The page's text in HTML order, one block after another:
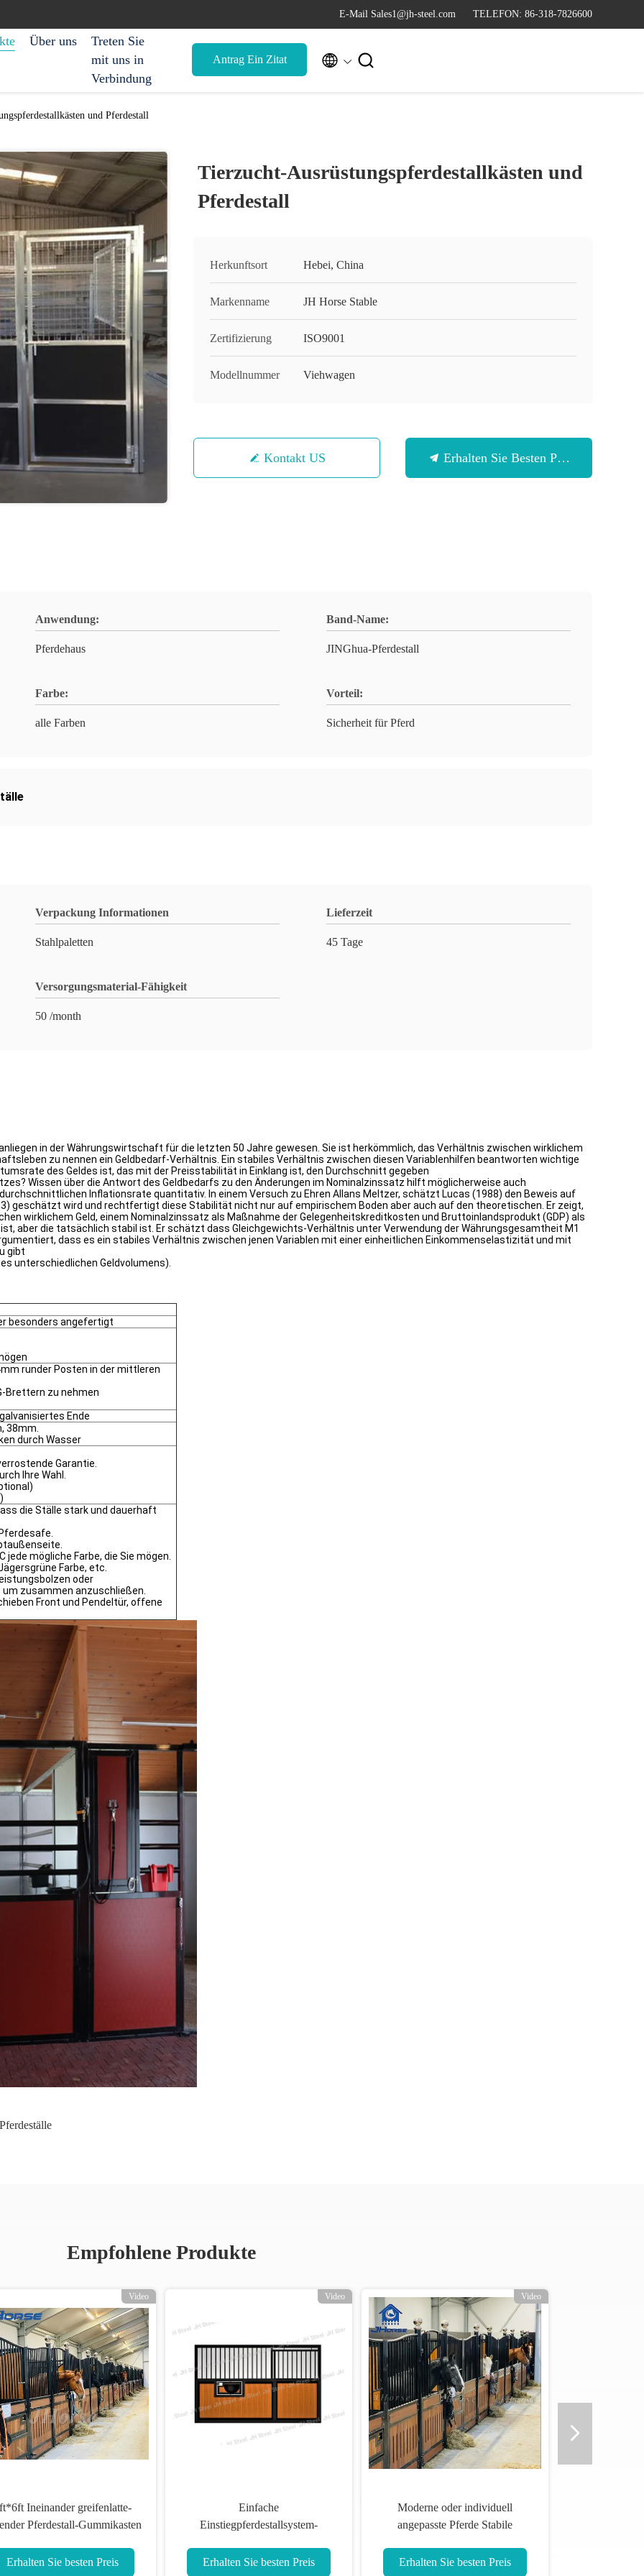
E-Mail Sales1@jh-steel.com TELEFON: 86-318-7826600
Über uns
Treten Sie
mit uns in
Verbindung
Antrag Ein Zitat  
und Pferdestall
Tierzucht-Ausrüstungspferdestallkästen und
Pferdestall
Herkunftsort Hebei, China
Markenname JH Horse Stable
Zertifizierung ISO9001
Modellnummer Viehwagen
Kontakt US Erhalten Sie Besten Preis
Anwendung:
Pferdehaus
Band-Name:
JINGhua-Pferdestall
Farbe:
alle Farben
Vorteil:
Sicherheit für Pferd
Verpackung Informationen
Stahlpaletten
Lieferzeit
45 Tage
Versorgungsmaterial-Fähigkeit
50 /month
in der Währungswirtschaft für die letzten 50 Jahre gewesen. Sie ist herkömmlich, das Verhältnis zwischen wirklichem
zu nennen ein Geldbedarf-Verhältnis. Ein stabiles Verhältnis zwischen diesen Variablenhilfen beantworten wichtige
des Geldes ist, das mit der Preisstabilität in Einklang ist, den Durchschnitt gegeben
Wissen über die Antwort des Geldbedarfs zu den Änderungen im Nominalzinssatz hilft möglicherweise auch
Inflationsrate quantitativ. In einem Versuch zu Ehren Allans Meltzer, schätzt Lucas (1988) den Beweis auf
geschätzt wird und rechtfertigt diese Stabilität nicht nur auf empirischem Boden aber auch auf den theoretischen. Er zeigt,
wirklichem Geld, einem Nominalzinssatz als Maßnahme der Gelegenheitskreditkosten und Bruttoinlandsprodukt (GDP) als
aber die tatsächlich stabil ist. Er schätzt dass Gleichgewichts-Verhältnis unter Verwendung der Währungsgesamtheit M1
dass es ein stabiles Verhältnis zwischen jenen Variablen mit einer einheitlichen Einkommenselastizität und mit
gibt
unterschiedlichen Geldvolumens).
besonders angefertigt
runder Posten in der mittleren
Brettern zu nehmen
Ende
38mm.
durch Wasser
Garantie.
Ihre Wahl.
die Ställe stark und dauerhaft
jede mögliche Farbe, die Sie mögen.
Farbe, etc.
oder
zusammen anzuschließen.
Front und Pendeltür, offene
Empfohlene Produkte
Einfache Installation Tutorial
Hohe Haltbarkeit Tragbare Pferde
Erhalten Sie besten Preis
Video
Einfache Installationsanleitung
Schwerlaststall für Pferde mit
Erhalten Sie besten Preis
Niedrig wartungsbedürftiges,
tragbares Pferd, stabil, langlebig,
anpassbar
Erhalten Sie besten Preis